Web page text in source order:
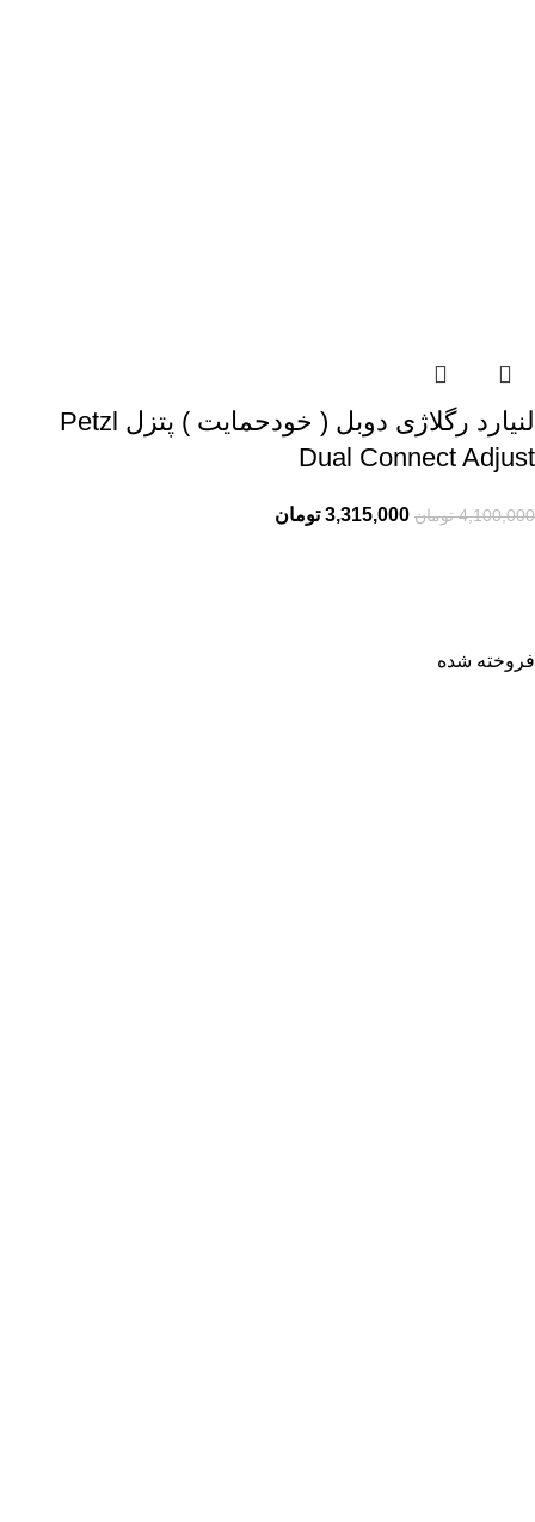
لنیارد رگلاژی دوبل ( خودحمایت ) پتزل Petzl
Dual Connect Adjust
4,100,000 تومان 3,315,000 تومان
فروخته شده